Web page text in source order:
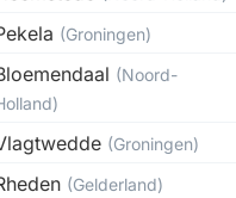
(Groningen)
(Noord-
(Groningen)
(Gelderland)